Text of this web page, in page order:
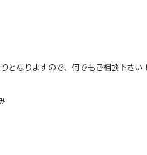
となりますので、何でもご相談下さい！